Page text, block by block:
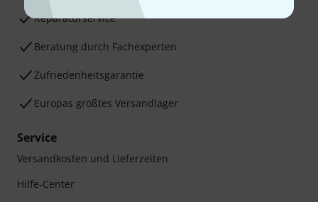
Reparaturservice
Beratung durch Fachexperten
Zufriedenheitsgarantie
Europas größtes Versandlager
Service
Versandkosten und Lieferzeiten
Hilfe-Center